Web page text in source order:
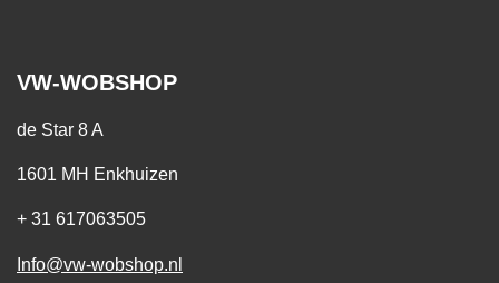
VW-WOBSHOP
de Star 8 A
1601 MH Enkhuizen
+ 31 617063505
Info@vw-wobshop.nl